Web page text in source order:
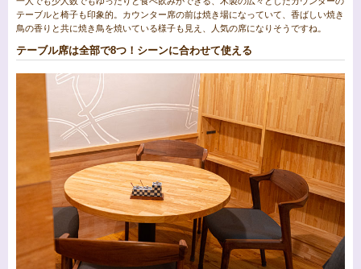
テーブルと椅子も印象的。カウンター席の前は焼き場になっていて、香ばしい焼き
鳥の香りと共に焼き鳥を焼いている様子も見え、人気の席になりそうですね。
テーブル席は全部で8つ！シーンに合わせて使える